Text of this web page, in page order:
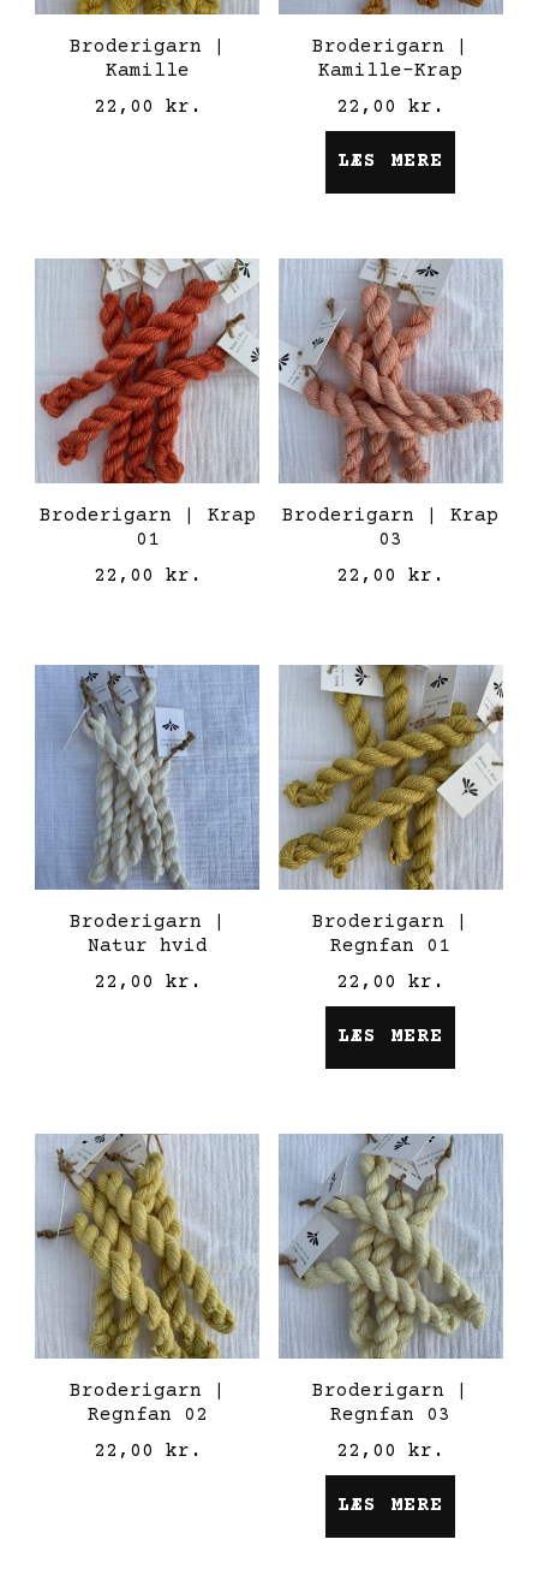
Broderigarn |
Kamille
22,00 kr.
Broderigarn |
Kamille-Krap
22,00kr.
LÆS MERE
Broderigarn | Krap
01
22,00 kr.
Broderigarn | Krap
03
22,00kr.
Broderigarn |
Natur hvid
22,00 kr.
Broderigarn |
Regnfan 01
22,00kr.
LÆS MERE
Broderigarn |
Regnfan 02
22,00 kr.
Broderigarn |
Regnfan 03
22,00kr.
LÆS MERE